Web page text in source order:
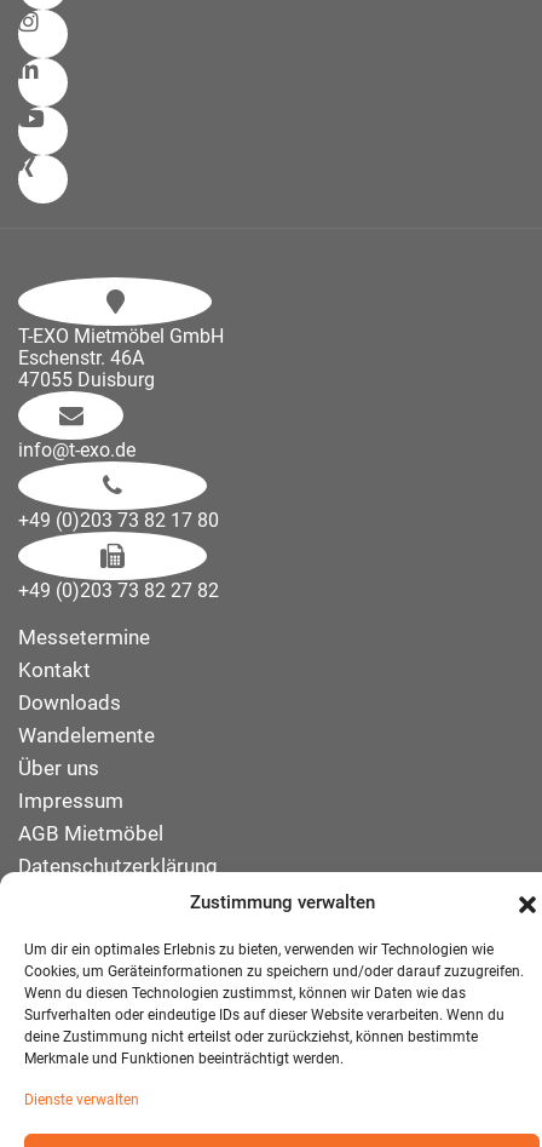
Zustimmung verwalten
Um dir ein optimales Erlebnis zu bieten, verwenden wir Technologien wie
Cookies, um Geräteinformationen zu speichern und/oder darauf zuzugreifen.
Wenn du diesen Technologien zustimmst, können wir Daten wie das
Surfverhalten oder eindeutige IDs auf dieser Website verarbeiten. Wenn du
deine Zustimmung nicht erteilst oder zurückziehst, können bestimmte
Merkmale und Funktionen beeinträchtigt werden.
Dienste verwalten
T-EXO Mietmöbel GmbH
Eschenstr. 46A
47055 Duisburg
info@t-exo.de
+49 (0)203 73 82 17 80
+49 (0)203 73 82 27 82
Messetermine
Kontakt
Downloads
Wandelemente
Über uns
Impressum
AGB Mietmöbel
Datenschutzerklärung
© 2026 T-EXO GmbH Mietmöbel - Alle Rechte vorbehalten.
Developed and Designed:Detail IT & Media Solutions